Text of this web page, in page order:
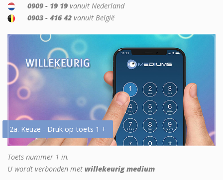
0909 - 19 19 vanuit Nederland
0903 - 416 42 vanuit België
2a. Keuze - Druk op toets 1 +
Toets nummer 1 in.
U wordt verbonden met willekeurig medium